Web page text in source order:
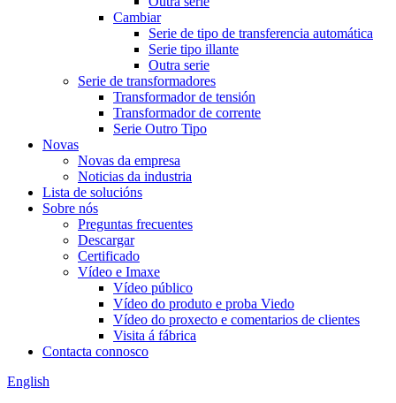
Cambiar
Serie de tipo de transferencia automática
Serie tipo illante
Outra serie
Serie de transformadores
Transformador de tensión
Transformador de corrente
Serie Outro Tipo
Novas
Novas da empresa
Noticias da industria
Lista de solucións
Sobre nós
Preguntas frecuentes
Descargar
Certificado
Vídeo e Imaxe
Vídeo público
Vídeo do produto e proba Viedo
Vídeo do proxecto e comentarios de clientes
Visita á fábrica
Contacta connosco
English